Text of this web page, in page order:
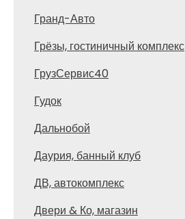
Гранд-Авто
Грёзы, гостиничный комплекс
ГрузСервис40
Гудок
Дальнобой
Даурия, банный клуб
ДВ, автокомплекс
Двери & Ко, магазин